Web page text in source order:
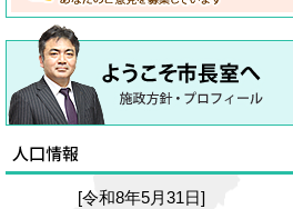
[令和8年5月31日]